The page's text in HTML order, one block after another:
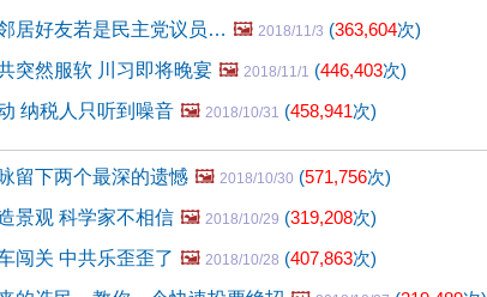
居好友若是民主党议员… 🖼️ 2018/11/3 (363,604次)
突然服软 川习即将晚宴 🖼️ 2018/11/1 (446,403次)
纳税人只听到噪音 🖼️ 2018/10/31 (458,941次)
留下两个最深的遗憾 🖼️ 2018/10/30 (571,756次)
景观 科学家不相信 🖼️ 2018/10/29 (319,208次)
闯关 中共乐歪歪了 🖼️ 2018/10/28 (407,863次)